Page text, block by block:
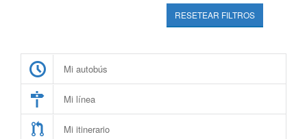
RESETEAR FILTROS
Mi autobús
Mi línea
Mi itinerario